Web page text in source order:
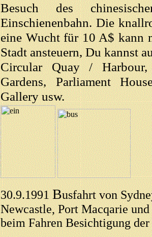
Besuch des
Einschienenbahn. Die
eine Wucht für 10 A$ kann
Stadt ansteuern, Du kannst
Circular Quay /
Gardens, Parliament
Gallery usw.
30.9.1991Busfahrt von
Newcastle, Port Macqarie
beim Fahren Besichtigung